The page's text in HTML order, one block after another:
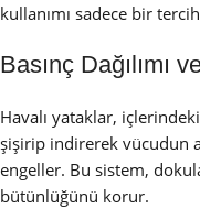
kullanımı sadece bir
Basınç Dağılımı
Havalı yataklar,
şişirip indirerek vücudun
engeller. Bu sistem,
bütünlüğünü korur.